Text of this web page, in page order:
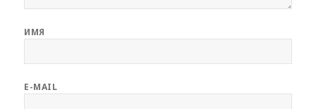
ИМЯ
E-MAIL